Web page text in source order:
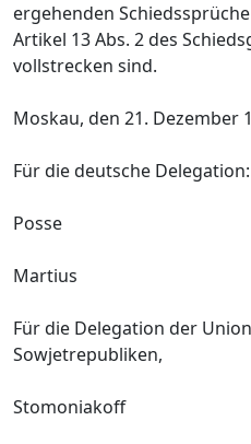
ergehenden
Artikel 13 Abs. 2 des
vollstrecken sind.
Moskau, den 21. Dezember
Für die deutsche Delegation:
Posse
Martius
Für die Delegation der
Sowjetrepubliken,
Stomoniakoff